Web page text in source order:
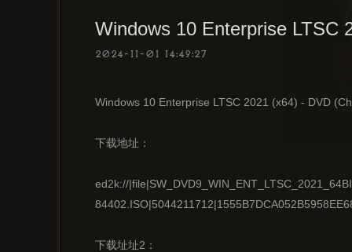
Windows 10 Enterprise LTSC
2024-11-01 14:49:27
Windows 10 Enterprise LTSC 2021 (x64) - DVD
下载地址：
ed2k://
下载址址2：